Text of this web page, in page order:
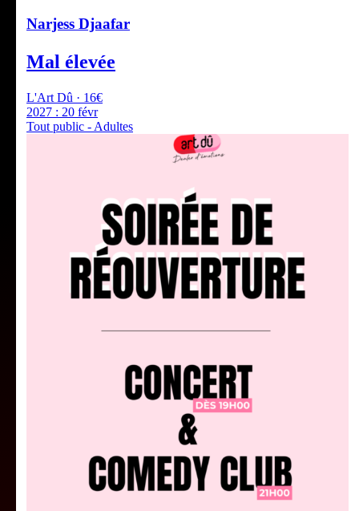
Narjess Djaafar
Mal élevée
L'Art Dû · 16€
2027 : 20 févr
Tout public - Adultes